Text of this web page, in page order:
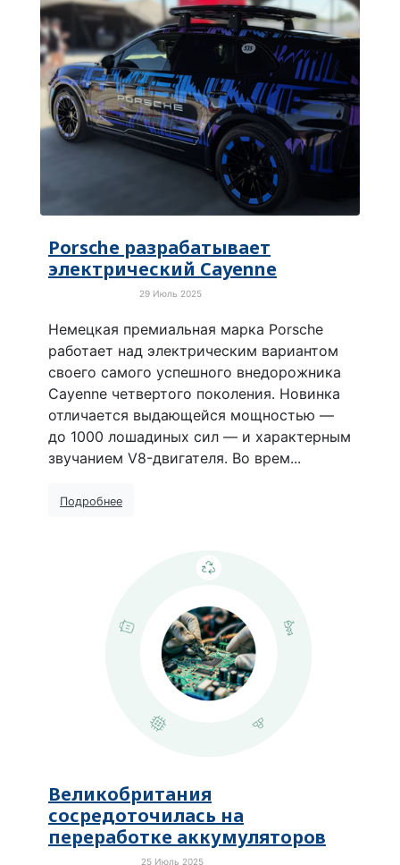
Porsche разрабатывает
электрический Cayenne
29 Июль 2025
Немецкая премиальная марка Porsche
работает над электрическим вариантом
своего самого успешного внедорожника
Cayenne четвертого поколения. Новинка
отличается выдающейся мощностью —
до 1000 лошадиных сил — и характерным
звучанием V8-двигателя. Во врем...
Подробнее
Великобритания
сосредоточилась на
переработке аккумуляторов
25 Июль 2025